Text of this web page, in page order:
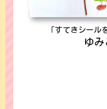
「すてきシール
ゆみ